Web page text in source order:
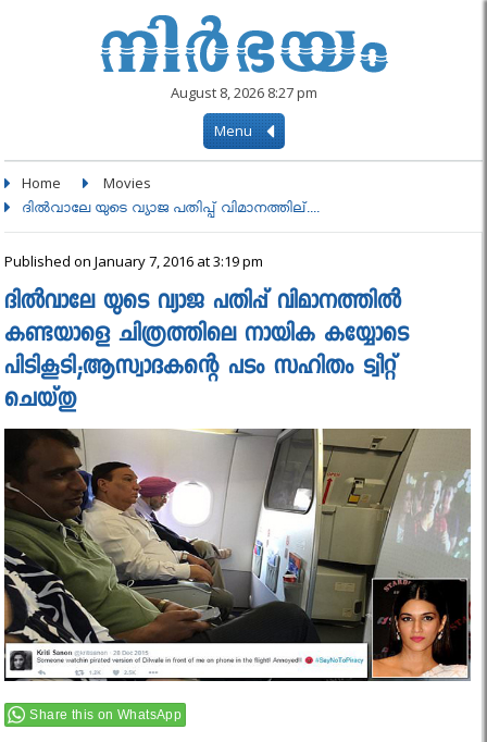
August 8, 2026 8:27 pm
Menu
Home Movies
ദില്‍വാലേ യുടെ വ്യാജ പതിപ്പ് വിമാനത്തില്....
Published on January 7, 2016 at 3:19 pm
ദില്‍വാലേ യുടെ വ്യാജ പതിപ്പ് വിമാനത്തില്‍
കണ്ടയാളെ ചിത്രത്തിലെ നായിക കയ്യോടെ
പിടികൂടി;ആസ്വാദകന്റെ പടം സഹിതം ട്വീറ്റ്
ചെയ്തു
Share this on WhatsApp